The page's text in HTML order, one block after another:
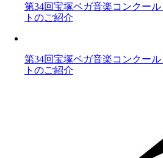
第34回宝塚ベガ音楽コンクー
トのご紹介
第34回宝塚ベガ音楽コンクー
トのご紹介